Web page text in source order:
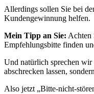
Allerdings sollen Sie bei
Kundengewinnung helfen.
Mein Tipp an Sie: Achten
Empfehlungsbitte finden
Und natürlich sprechen wir
abschrecken lassen,
Also jetzt „Bitte-nicht-